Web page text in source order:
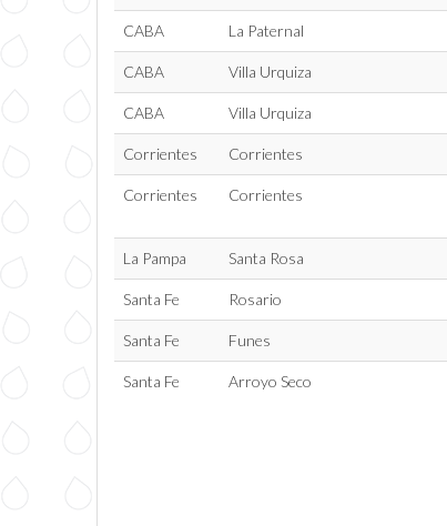
CABA La Paternal
CABA Villa Urquiza
CABA Villa Urquiza
Corrientes Corrientes
Corrientes Corrientes
La Pampa Santa Rosa
Santa Fe Rosario
Santa Fe Funes
Santa Fe Arroyo Seco